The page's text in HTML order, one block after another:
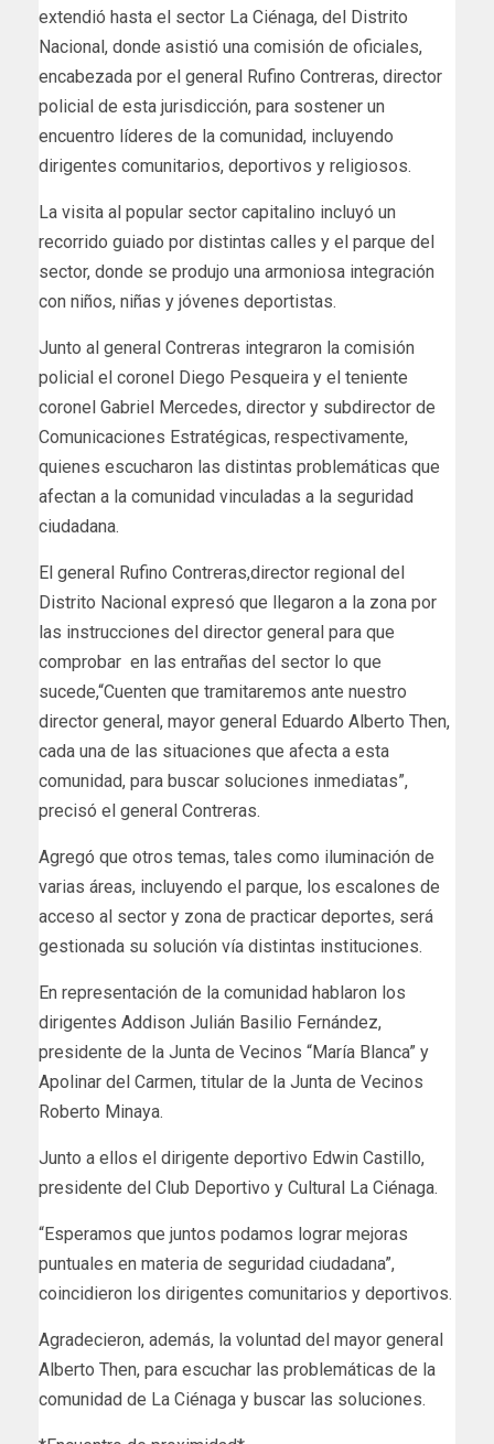
extendió hasta el sector La Ciénaga, del Distrito
Nacional, donde asistió una comisión de oficiales,
encabezada por el general Rufino Contreras, director
policial de esta jurisdicción, para sostener un
encuentro líderes de la comunidad, incluyendo
dirigentes comunitarios, deportivos y religiosos.
La visita al popular sector capitalino incluyó un
recorrido guiado por distintas calles y el parque del
sector, donde se produjo una armoniosa integración
con niños, niñas y jóvenes deportistas.
Junto al general Contreras integraron la comisión
policial el coronel Diego Pesqueira y el teniente
coronel Gabriel Mercedes, director y subdirector de
Comunicaciones Estratégicas, respectivamente,
quienes escucharon las distintas problemáticas que
afectan a la comunidad vinculadas a la seguridad
ciudadana.
El general Rufino Contreras,director regional del
Distrito Nacional expresó que llegaron a la zona por
las instrucciones del director general para que
comprobar en las entrañas del sector lo que
sucede,“Cuenten que tramitaremos ante nuestro
director general, mayor general Eduardo Alberto Then,
cada una de las situaciones que afecta a esta
comunidad, para buscar soluciones inmediatas”,
precisó el general Contreras.
Agregó que otros temas, tales como iluminación de
varias áreas, incluyendo el parque, los escalones de
acceso al sector y zona de practicar deportes, será
gestionada su solución vía distintas instituciones.
En representación de la comunidad hablaron los
dirigentes Addison Julián Basilio Fernández,
presidente de la Junta de Vecinos “María Blanca” y
Apolinar del Carmen, titular de la Junta de Vecinos
Roberto Minaya.
Junto a ellos el dirigente deportivo Edwin Castillo,
presidente del Club Deportivo y Cultural La Ciénaga.
“Esperamos que juntos podamos lograr mejoras
puntuales en materia de seguridad ciudadana”,
coincidieron los dirigentes comunitarios y deportivos.
Agradecieron, además, la voluntad del mayor general
Alberto Then, para escuchar las problemáticas de la
comunidad de La Ciénaga y buscar las soluciones.